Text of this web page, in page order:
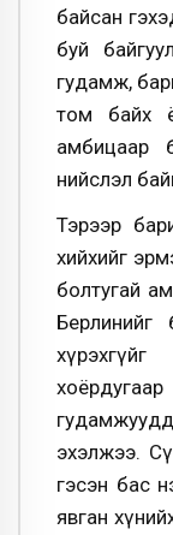
байсан
буй
гудамж,
том байх
амбицаар
нийслэл
Тэрээр
хийхийг
болтугай
эхэлжээ.
гэсэн бас
явган